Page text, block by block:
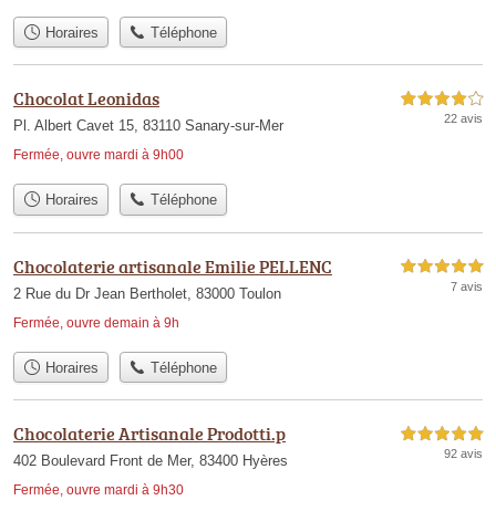
Horaires Téléphone
Chocolat Leonidas
Pl. Albert Cavet 15, 83110 Sanary-sur-Mer
Fermée, ouvre mardi à 9h00
4,0 étoiles sur 5
22 avis
Horaires Téléphone
Chocolaterie artisanale Emilie PELLENC
2 Rue du Dr Jean Bertholet, 83000 Toulon
Fermée, ouvre demain à 9h
5,0 étoiles sur 5
7 avis
Horaires Téléphone
Chocolaterie Artisanale Prodotti.p
402 Boulevard Front de Mer, 83400 Hyères
Fermée, ouvre mardi à 9h30
5,0 étoiles sur 5
92 avis